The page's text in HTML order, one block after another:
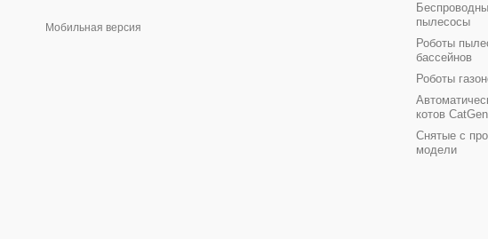
Мобильная версия
пылесосы
Роботы
бассейнов
Роботы
котов
Снятые с
модели